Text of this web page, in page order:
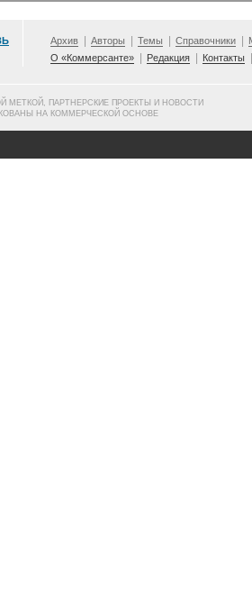
Архив Авторы Темы Справочники
О «Коммерсанте»
Редакция Контакты
МЕТКОЙ, ПАРТНЕРСКИЕ ПРОЕКТЫ И НОВОСТИ
НА КОММЕРЧЕСКОЙ ОСНОВЕ